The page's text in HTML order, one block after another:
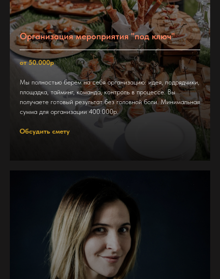
Организация мероприятия "под ключ"
от 50.000р
Мы полностью берём на себя организацию: идея, подрядчики,
площадка, тайминг, команда, контроль в процессе. Вы
получаете готовый результат без головной боли. Минимальная
сумма для организации 400.000р.
Обсудить смету